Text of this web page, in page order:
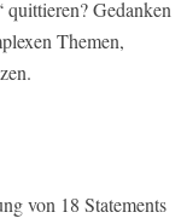
quittieren? Gedanken
Themen,
von 18 Statements